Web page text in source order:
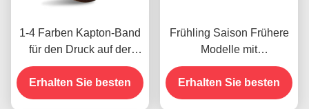
1-4 Farben Kapton-Band
für den Druck auf der
Vorderseite
Erhalten Sie besten
Frühling Saison Frühere
Modelle mit
Feuchtigkeitsbeständigke
it und 2,5N/25mm
Schälfestigkeit
Erhalten Sie besten